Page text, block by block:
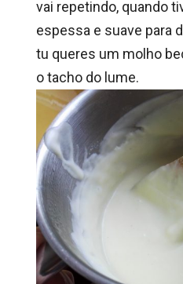
vai repetindo, quando
espessa e suave para
tu queres um molho
o tacho do lume.